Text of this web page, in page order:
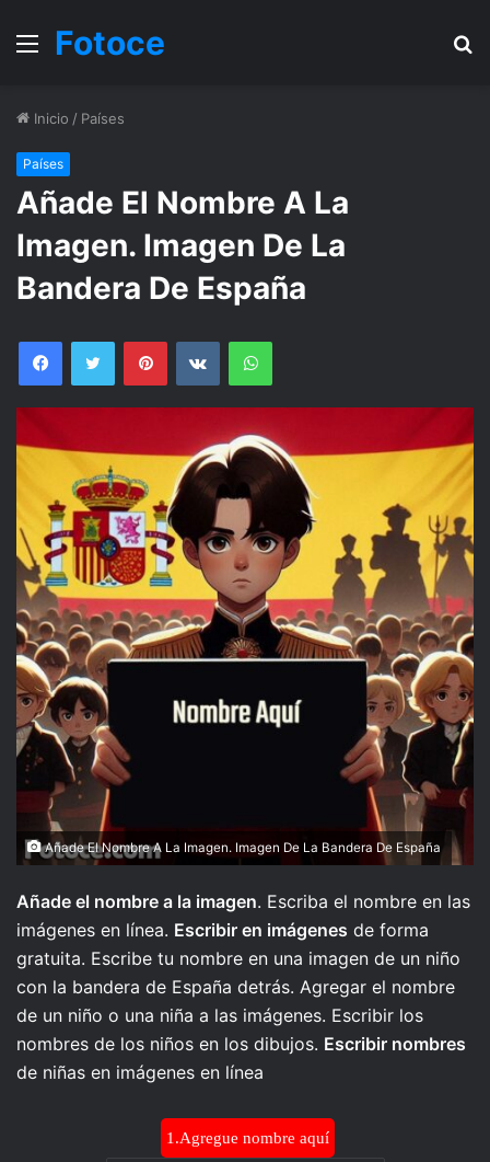
Menu
Fotoce
Inicio / Países
Países
Añade El Nombre A La
Imagen. Imagen De La
Bandera De España
FacebookTwitter PinterestVKontakteWhatsApp
Añade El Nombre A La Imagen. Imagen De La Bandera De España
Añade el nombre a la imagen. Escriba el nombre en las
imágenes en línea. Escribir en imágenes de forma
gratuita. Escribe tu nombre en una imagen de un niño
con la bandera de España detrás. Agregar el nombre
de un niño o una niña a las imágenes. Escribir los
nombres de los niños en los dibujos. Escribir nombres
de niñas en imágenes en línea
1.Agregue nombre aquí